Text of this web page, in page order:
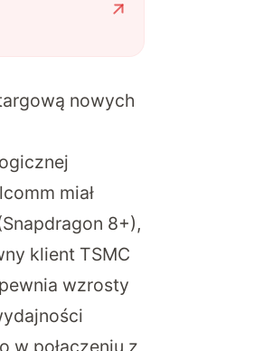
nowych
miał
8+),
klient TSMC
wzrosty
w połączeniu z